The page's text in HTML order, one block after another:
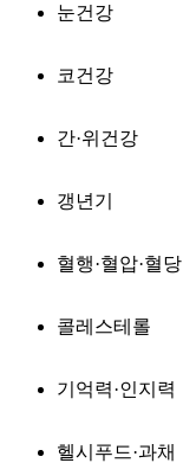
눈건강
코건강
간·위건강
갱년기
혈행·혈압·혈당
콜레스테롤
기억력·인지력
헬시푸드·과채